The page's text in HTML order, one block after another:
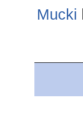
Mucki